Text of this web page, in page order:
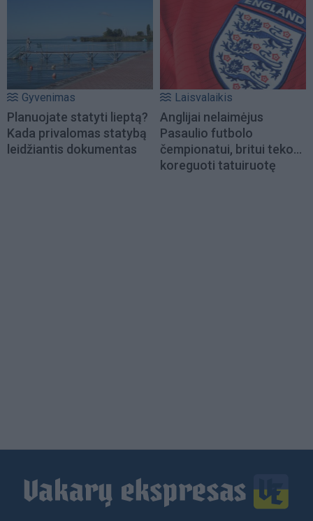
Gyvenimas
Planuojate statyti lieptą?
Kada privalomas statybą
leidžiantis dokumentas
Laisvalaikis
Anglijai nelaimėjus
Pasaulio futbolo
čempionatui, britui teko...
koreguoti tatuiruotę